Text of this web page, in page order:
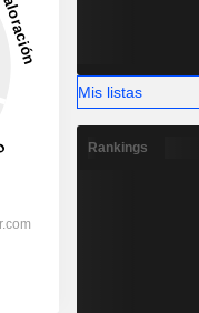
Mis listas
Rankings